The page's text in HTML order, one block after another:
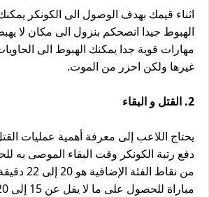
اثناء قيمك بهدف الوصول الى الكونكر
الهبوط جيدا انصحكم بنزول الى مكان لا
مهارات قوية جدا يمكنك الهبوط الى
غيرها ولكن احزر من الموت.
2. القتل و البقاء
يحتاج اللاعب إلى معرفة أهمية عمليات
دفع رتبة الكونكر وقت البقاء الموصى به
من نقاط الفئة